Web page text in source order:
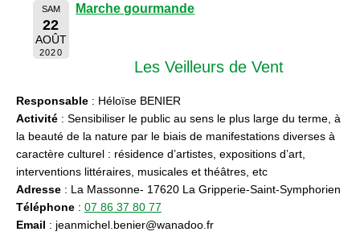
SAM
22
AOÛT
2020
Marche gourmande
Les Veilleurs de Vent
Responsable : Héloïse BENIER
Activité : Sensibiliser le public au sens le plus large du terme, à
la beauté de la nature par le biais de manifestations diverses à
caractère culturel : résidence d’artistes, expositions d’art,
interventions littéraires, musicales et théâtres, etc
Adresse : La Massonne- 17620 La Gripperie-Saint-Symphorien
Téléphone : 07 86 37 80 77
Email : jeanmichel.benier@wanadoo.fr